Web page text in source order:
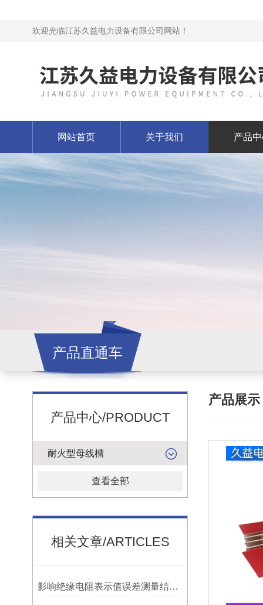
欢迎光临江苏久益电力设备有限公司网站！
网站首页 关于我们 产品
产品直通车
产品中心/PRODUCT
耐火型母线槽
查看全部
相关文章/ARTICLES
影响绝缘电阻表示值误差测量结果的因素
产品展示